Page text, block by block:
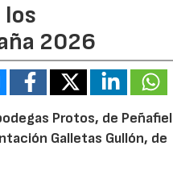
2026
Protos, de Peñafiel
Galletas Gullón, de